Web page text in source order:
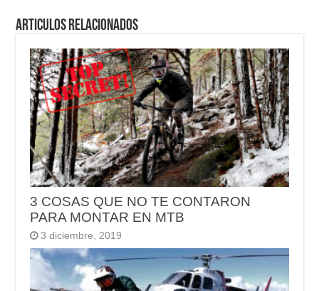
Articulos relacionados
3 COSAS QUE NO TE CONTARON
PARA MONTAR EN MTB
3 diciembre, 2019